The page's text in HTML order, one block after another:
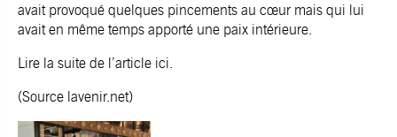
avait provoqué quelques pincements au cœur mais qui lui
avait en même temps apporté une paix intérieure.
Lire la suite de l’article ici
(Source lavenir.net)